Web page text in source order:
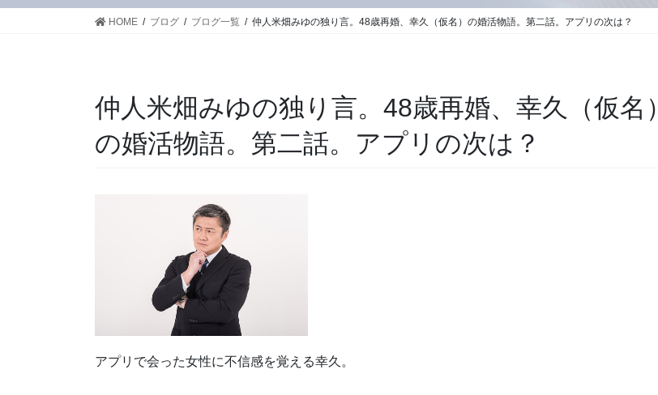
HOME ブログ ブログ一覧 仲人米畑みゆの独り言。48歳再婚、幸久（仮名）の婚活物語。第二話。アプリの次は？
仲人米畑みゆの独り言。48歳再婚、幸久（仮名）
の婚活物語。第二話。アプリの次は？
アプリで会った女性に不信感を覚える幸久。